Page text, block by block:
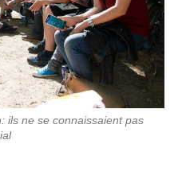
ils ne se connaissaient pas